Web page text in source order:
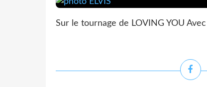
Sur le tournage de LOVING YOU